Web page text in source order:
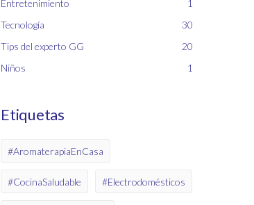
Entretenimiento
1
Tecnología
30
Tips del experto GG
20
Niños
1
Etiquetas
#AromaterapiaEnCasa
#CocinaSaludable #Electrodomésticos